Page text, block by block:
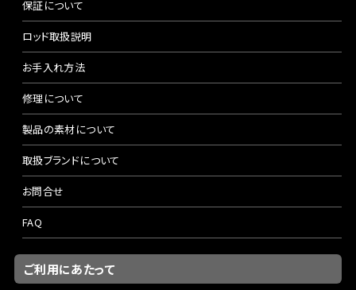
保証について
ロッド取扱説明
お手入れ方法
修理について
製品の素材について
取扱ブランドについて
お問合せ
FAQ
ご利用にあたって